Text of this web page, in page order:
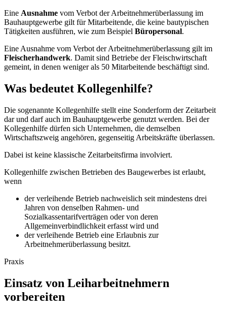
Eine Ausnahme vom Verbot der Arbeitnehmerüberlassung im
Bauhauptgewerbe gilt für Mitarbeitende, die keine bautypischen
Tätigkeiten ausführen, wie zum Beispiel Büropersonal.
Eine Ausnahme vom Verbot der Arbeitnehmerüberlassung gilt im
Fleischerhandwerk. Damit sind Betriebe der Fleischwirtschaft
gemeint, in denen weniger als 50 Mitarbeitende beschäftigt sind.
Was bedeutet Kollegenhilfe?
Die sogenannte Kollegenhilfe stellt eine Sonderform der Zeitarbeit
dar und darf auch im Bauhauptgewerbe genutzt werden. Bei der
Kollegenhilfe dürfen sich Unternehmen, die demselben
Wirtschaftszweig angehören, gegenseitig Arbeitskräfte überlassen.
Dabei ist keine klassische Zeitarbeitsfirma involviert.
Kollegenhilfe zwischen Betrieben des Baugewerbes ist erlaubt,
wenn
der verleihende Betrieb nachweislich seit mindestens drei
Jahren von denselben Rahmen- und
Sozialkassentarifverträgen oder von deren
Allgemeinverbindlichkeit erfasst wird und
der verleihende Betrieb eine Erlaubnis zur
Arbeitnehmerüberlassung besitzt.
Praxis
Einsatz von Leiharbeitnehmern
vorbereiten